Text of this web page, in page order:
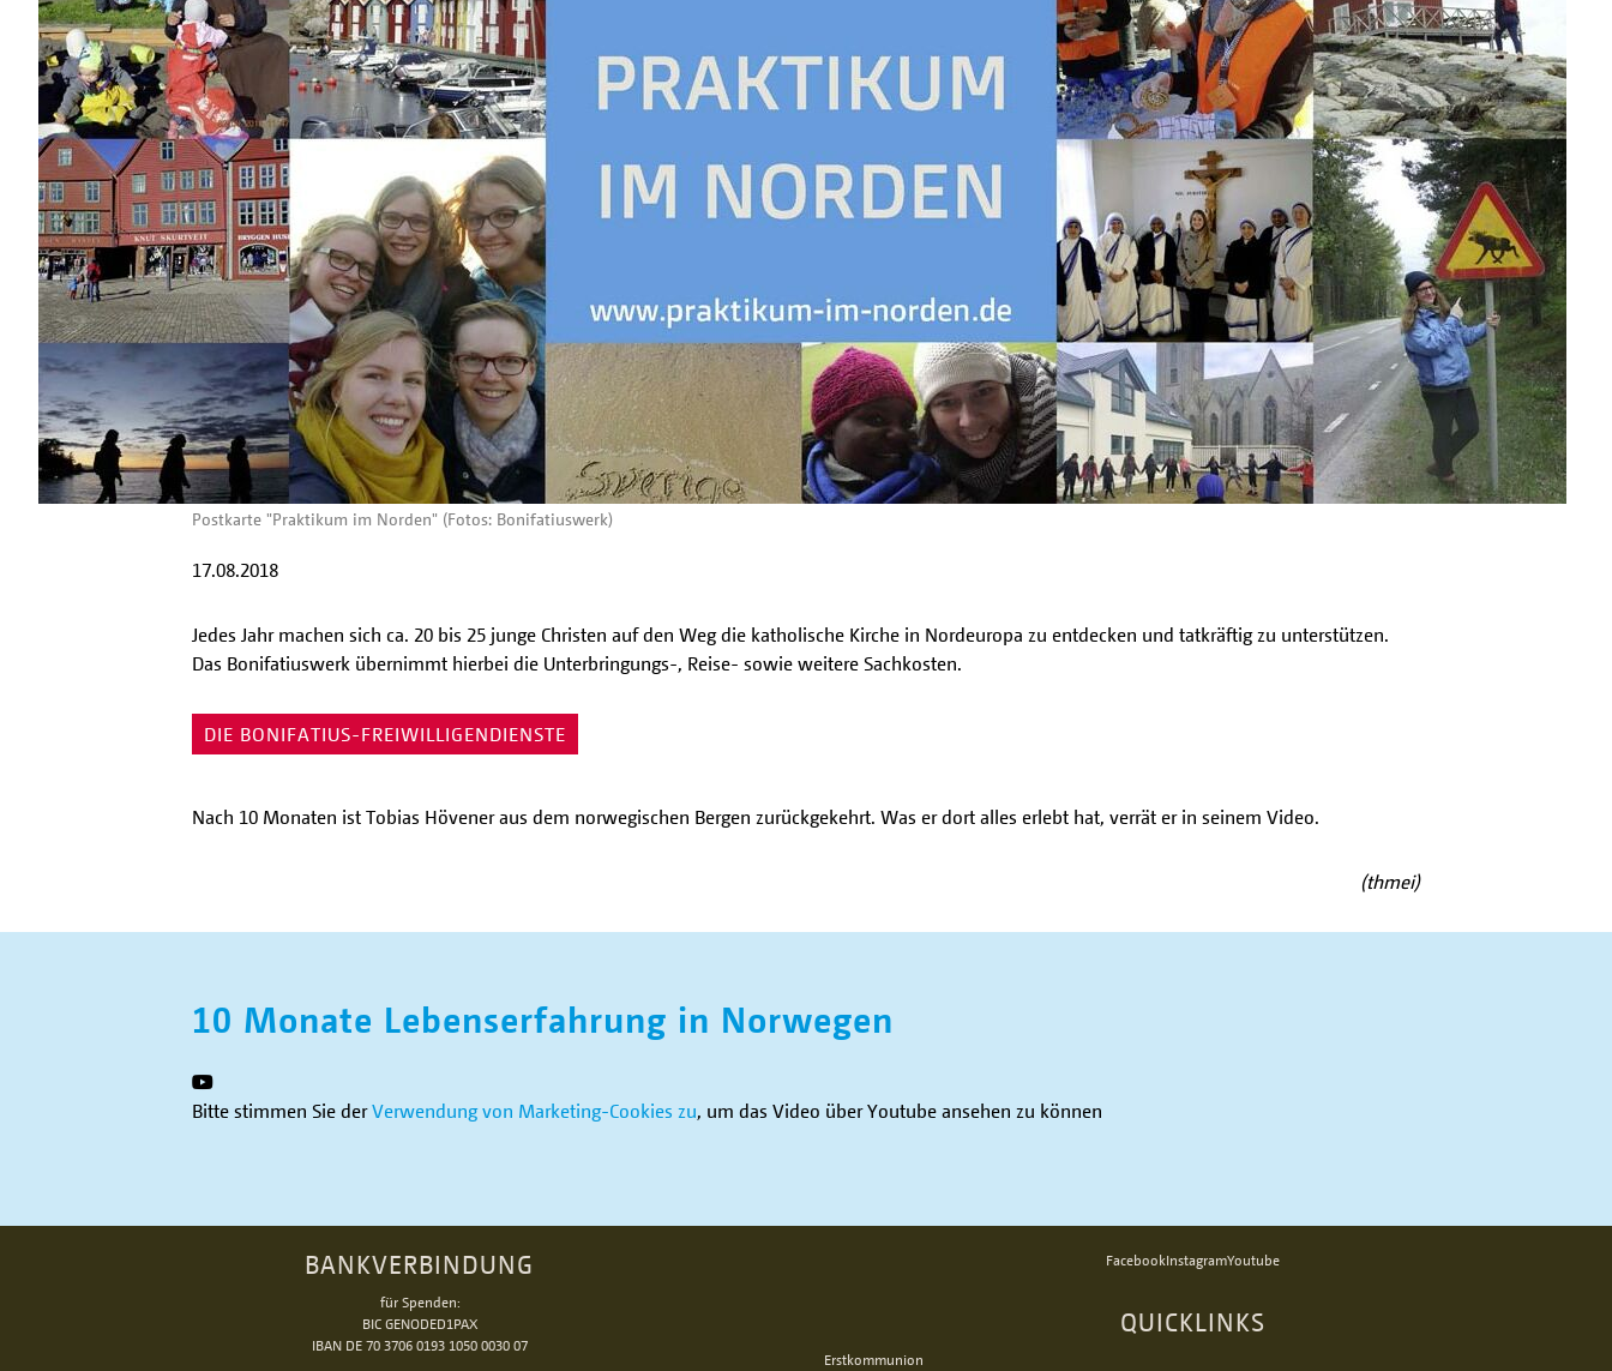
Postkarte "Praktikum im Norden" (Fotos: Bonifatiuswerk)
17.08.2018
Jedes Jahr machen sich ca. 20 bis 25 junge Christen auf den Weg die katholische Kirche in Nordeuropa zu entdecken und tatkräftig zu unterstützen.
Das Bonifatiuswerk übernimmt hierbei die Unterbringungs-, Reise- sowie weitere Sachkosten.
DIE BONIFATIUS-FREIWILLIGENDIENSTE
Nach 10 Monaten ist Tobias Hövener aus dem norwegischen Bergen zurückgekehrt. Was er dort alles erlebt hat, verrät er in seinem Video.
(thmei)
10 Monate Lebenserfahrung in Norwegen
Bitte stimmen Sie derVerwendung von Marketing-Cookies zu, um das Video über Youtube ansehen zu können
BANKVERBINDUNG
für Spenden:
BIC GENODED1PAX
IBAN DE 70 3706 0193 1050 0030 07
FacebookInstagramYoutube
QUICKLINKS
Erstkommunion